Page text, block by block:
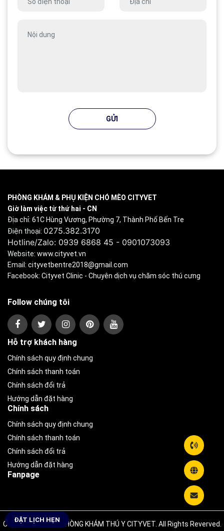
ĐẶT LỊCH HẸN
GỬI
PHÒNG KHÁM & PHỤ KIỆN CHÓ MÈO CITYVET
Giờ làm việc từ thứ hai - CN
Địa chỉ: 61C Hùng Vương, Phường 7, Thành Phố Bến Tre
Điện thoại: 0275.382.3170
Hotline/Zalo: 0939 6868 45 - 0901073093
Website: www.cityvet.vn
Email: cityvetbentre2018@gmail.com
Facebook: Cityvet Clinic - Chuyên dịch vụ chăm sóc thú cưng
Follow chúng tôi
Hỗ trợ khách hàng
Chính sách quy định chung
Chính sách thanh toán
Chính sách đổi trả
Hướng dẫn đặt hàng
Chính sách
Chính sách quy định chung
Chính sách thanh toán
Chính sách đổi trả
Hướng dẫn đặt hàng
Fanpage
Copyright © 2026 PHÒNG KHÁM THÚ Y CITYVET. All Rights Reverved.